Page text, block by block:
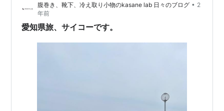
の乗客が降りてみんなで歩いて向かうのも、行事っぽく
て良い。有象無象の人だかりの中で妻が会社の先輩を見
つけたかも！と急に。東京で働いているし、出…
腹巻き、靴下、冷え取り小物のkasane lab 日々のブログ • 2
年前
愛知県旅、サイコーです。